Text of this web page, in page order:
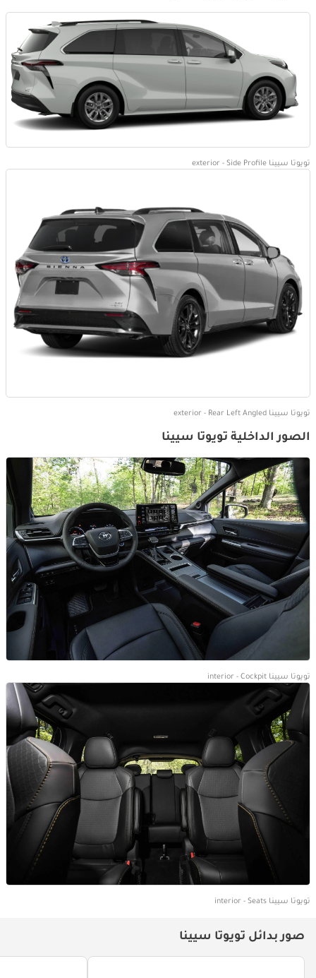
تويوتا سيينا exterior - Side Profile
تويوتا سيينا exterior - Rear Left Angled
الصور الداخلية تويوتا سيينا
تويوتا سيينا interior - Cockpit
تويوتا سيينا interior - Seats
صور بدائل تويوتا سيينا